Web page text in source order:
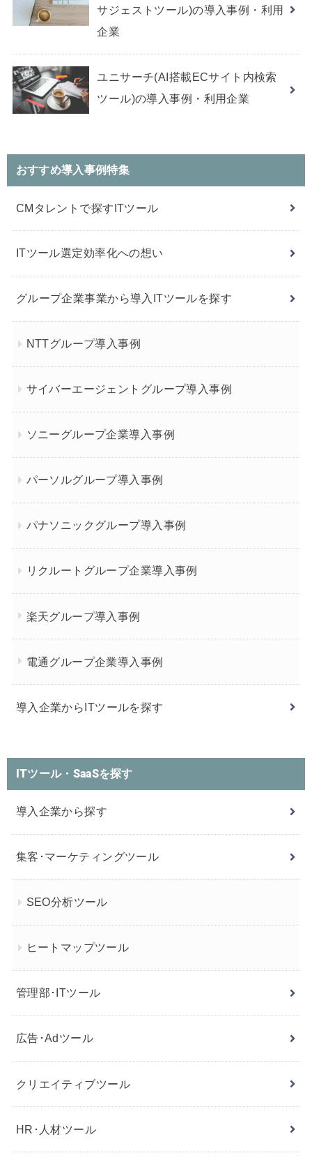
サジェストツール)の導入事例・利用
企業
ユニサーチ(AI搭載ECサイト内検索
ツール)の導入事例・利用企業
おすすめ導入事例特集
CMタレントで探すITツール
ITツール選定効率化への想い
グループ企業事業から導入ITツールを探す
NTTグループ導入事例
サイバーエージェントグループ導入事例
ソニーグループ企業導入事例
パーソルグループ導入事例
パナソニックグループ導入事例
リクルートグループ企業導入事例
楽天グループ導入事例
電通グループ企業導入事例
導入企業からITツールを探す
ITツール・SaaSを探す
導入企業から探す
集客･マーケティングツール
SEO分析ツール
ヒートマップツール
管理部･ITツール
広告･Adツール
クリエイティブツール
HR･人材ツール